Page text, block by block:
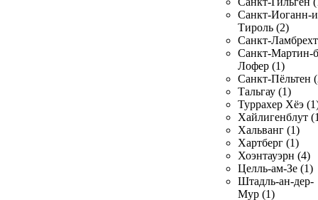
Санкт-Иоганн-
Тироль (2)
Санкт-
Санкт-Мартин-
Лофер (1)
Санкт-Пёльтен
Тальгау (1)
Туррахер Хёэ
Хайлигенблут
Хальванг (1)
Хартберг (1)
Хоэнтауэрн (4)
Целль-ам-Зе (1)
Штадль-ан-дер-
Мур (1)